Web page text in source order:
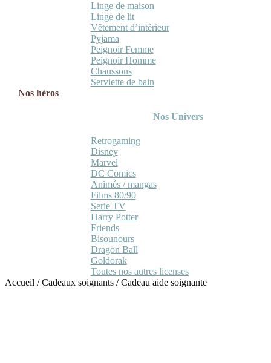
Linge de maison
Linge de lit
Vêtement d’intérieur
Pyjama
Peignoir Femme
Peignoir Homme
Chaussons
Serviette de bain
Nos héros
Nos Univers
Retrogaming
Disney
Marvel
DC Comics
Animés / mangas
Films 80/90
Serie TV
Harry Potter
Friends
Bisounours
Dragon Ball
Goldorak
Toutes nos autres licenses
Accueil /Cadeaux soignants /Cadeau aide soignante